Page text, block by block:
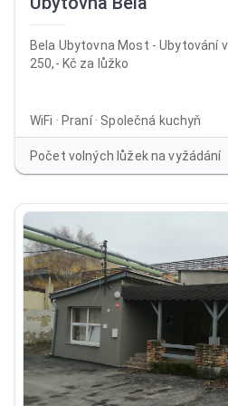
Bela Ubytovna Most - Ubytování
250,- Kč za lůžko
WiFi · Praní · Společná kuchyň
Počet volných lůžek na vyžádání